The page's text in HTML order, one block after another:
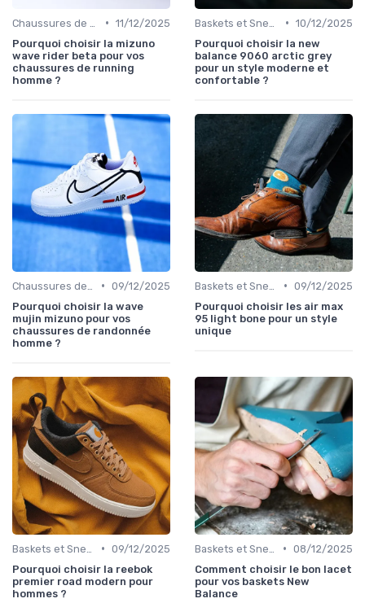
• 11/12/2025
Pourquoi choisir la mizuno
wave rider beta pour vos
chaussures de running
homme ?
• 10/12/2025
Pourquoi choisir la new
balance 9060 arctic grey
pour un style moderne et
confortable ?
• 09/12/2025
Pourquoi choisir la wave
mujin mizuno pour vos
chaussures de randonnée
homme ?
• 09/12/2025
Pourquoi choisir les air max
95 light bone pour un style
unique
• 09/12/2025
Pourquoi choisir la reebok
premier road modern pour
hommes ?
• 08/12/2025
Comment choisir le bon lacet
pour vos baskets New
Balance